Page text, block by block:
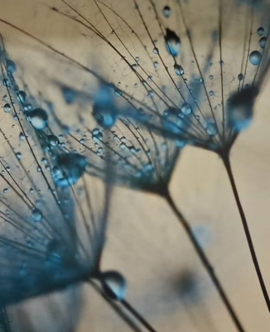
231 .50kr /m²
Premium
.00kr
Premium vinyl
516.67310 kr/m²
Peel and Stick
666.67400.00kr/m²